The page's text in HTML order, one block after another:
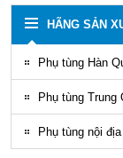
HÃNG SẢN
Phụ tùng Hàn
Phụ tùng Trung
Phụ tùng nội địa